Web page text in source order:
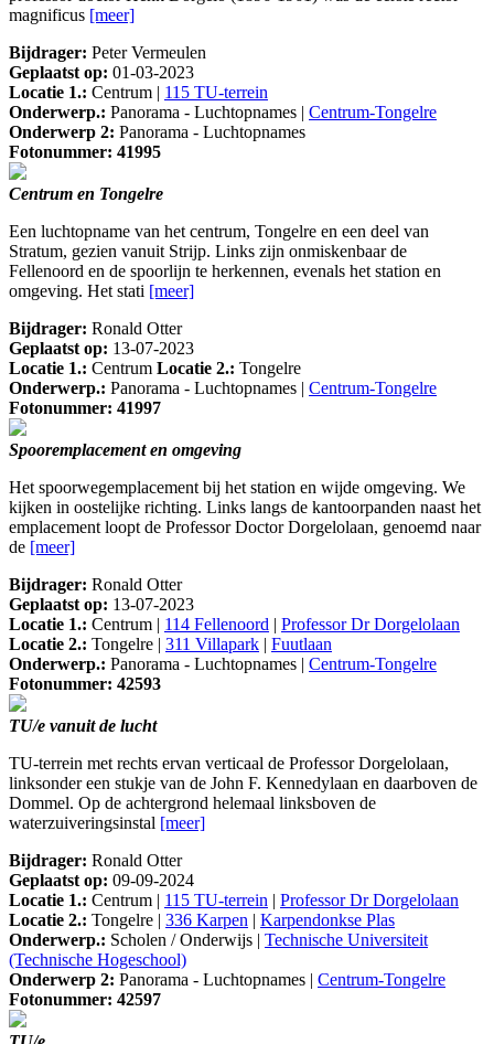
magnificus [meer]
Bijdrager: Peter Vermeulen
Geplaatst op: 01-03-2023
Locatie 1.: Centrum | 115 TU-terrein
Onderwerp.: Panorama - Luchtopnames | Centrum-Tongelre
Onderwerp 2: Panorama - Luchtopnames
Fotonummer: 41995
Centrum en Tongelre
Een luchtopname van het centrum, Tongelre en een deel van
Stratum, gezien vanuit Strijp. Links zijn onmiskenbaar de
Fellenoord en de spoorlijn te herkennen, evenals het station en
omgeving. Het stati [meer]
Bijdrager: Ronald Otter
Geplaatst op: 13-07-2023
Locatie 1.: Centrum Locatie 2.: Tongelre
Onderwerp.: Panorama - Luchtopnames | Centrum-Tongelre
Fotonummer: 41997
Spooremplacement en omgeving
Het spoorwegemplacement bij het station en wijde omgeving. We
kijken in oostelijke richting. Links langs de kantoorpanden naast het
emplacement loopt de Professor Doctor Dorgelolaan, genoemd naar
de [meer]
Bijdrager: Ronald Otter
Geplaatst op: 13-07-2023
Locatie 1.: Centrum | 114 Fellenoord | Professor Dr Dorgelolaan
Locatie 2.: Tongelre | 311 Villapark | Fuutlaan
Onderwerp.: Panorama - Luchtopnames | Centrum-Tongelre
Fotonummer: 42593
TU/e vanuit de lucht
TU-terrein met rechts ervan verticaal de Professor Dorgelolaan,
linksonder een stukje van de John F. Kennedylaan en daarboven de
Dommel. Op de achtergrond helemaal linksboven de
waterzuiveringsinstal [meer]
Bijdrager: Ronald Otter
Geplaatst op: 09-09-2024
Locatie 1.: Centrum | 115 TU-terrein | Professor Dr Dorgelolaan
Locatie 2.: Tongelre | 336 Karpen | Karpendonkse Plas
Onderwerp.: Scholen / Onderwijs | Technische Universiteit
(Technische Hogeschool)
Onderwerp 2: Panorama - Luchtopnames | Centrum-Tongelre
Fotonummer: 42597